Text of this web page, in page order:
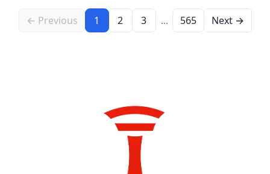
← Previous 1 2 3 ... 565 Next →